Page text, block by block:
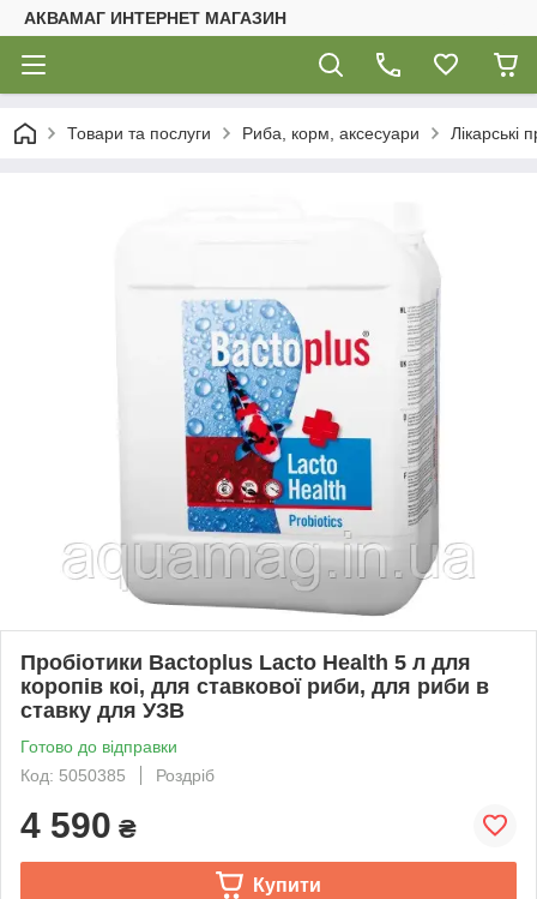
АКВАМАГ ИНТЕРНЕТ МАГАЗИН
Товари та послуги Риба, корм, аксесуари Лікарські
Пробіотики Bactoplus Lacto Health 5 л для
коропів коі, для ставкової риби, для риби в
ставку для УЗВ
Готово до відправки
Код: 5050385
Роздріб
4 590 ₴
Купити